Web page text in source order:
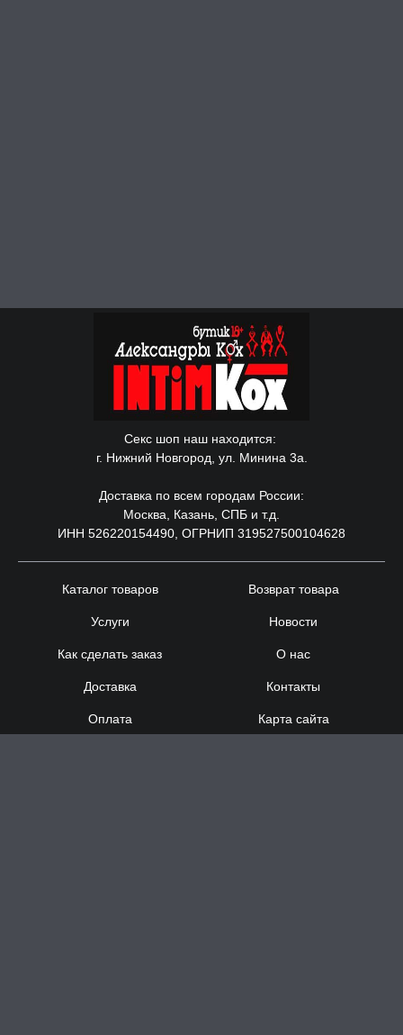
Секс шоп наш находится:
г. Нижний Новгород, ул. Минина 3а.
Доставка по всем городам России:
Москва, Казань, СПБ и т.д.
ИНН 526220154490, ОГРНИП 319527500104628
Каталог товаров
Услуги
Как сделать заказ
Доставка
Оплата
Возврат товара
Новости
О нас
Контакты
Карта сайта